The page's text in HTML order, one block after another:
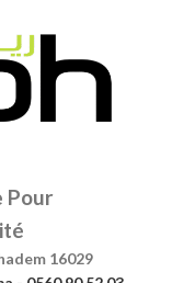
Pour
16029